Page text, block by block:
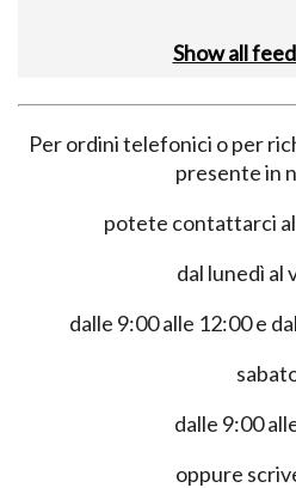
Show all
Per ordini telefonici o per
presente in
potete contattarci
dal lunedì al
dalle 9:00 alle 12:00 e
dalle 9:00
oppure